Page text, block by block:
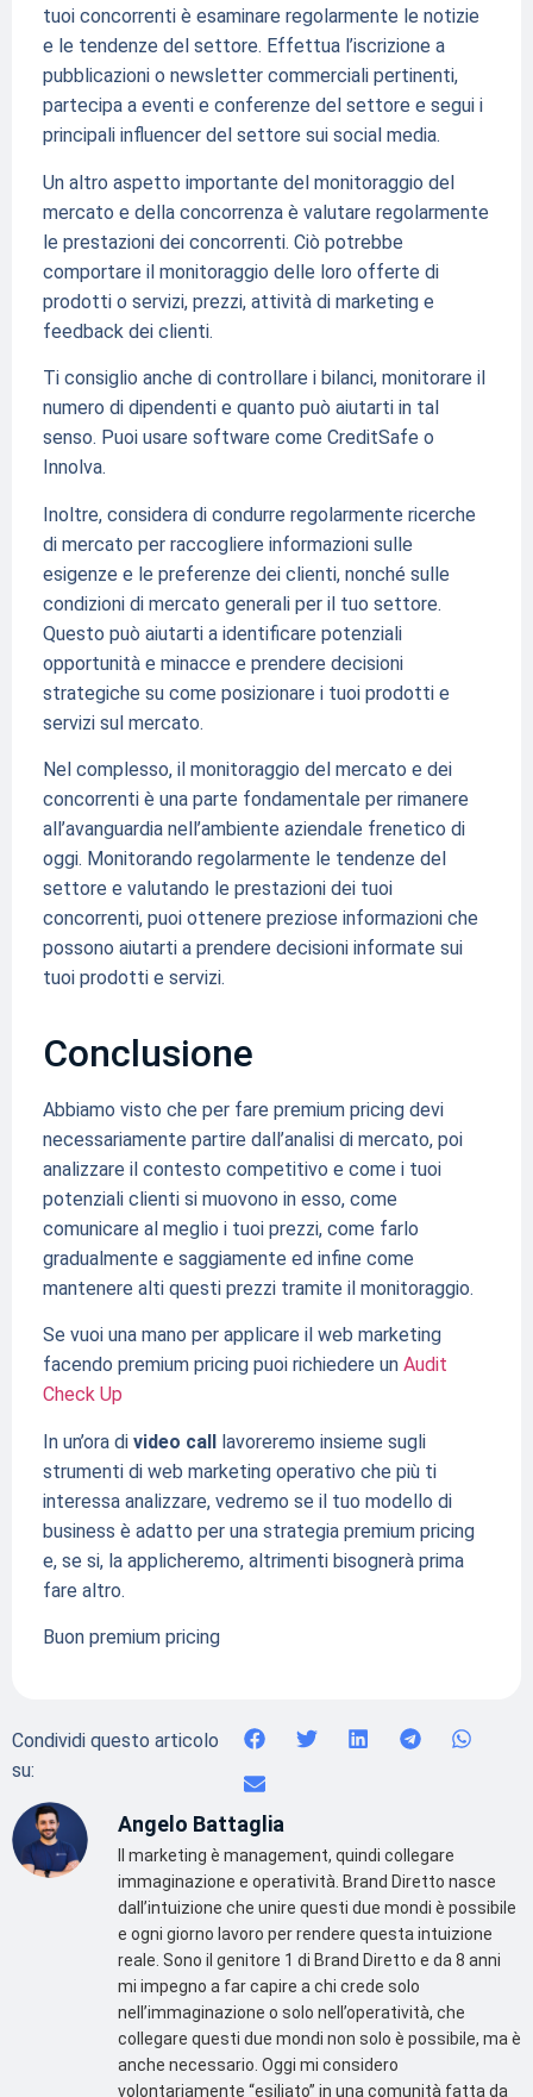
tuoi concorrenti è esaminare regolarmente le notizie
e le tendenze del settore. Effettua l’iscrizione a
pubblicazioni o newsletter commerciali pertinenti,
partecipa a eventi e conferenze del settore e segui i
principali influencer del settore sui social media.
Un altro aspetto importante del monitoraggio del
mercato e della concorrenza è valutare regolarmente
le prestazioni dei concorrenti. Ciò potrebbe
comportare il monitoraggio delle loro offerte di
prodotti o servizi, prezzi, attività di marketing e
feedback dei clienti.
Ti consiglio anche di controllare i bilanci, monitorare il
numero di dipendenti e quanto può aiutarti in tal
senso. Puoi usare software come CreditSafe o
Innolva.
Inoltre, considera di condurre regolarmente ricerche
di mercato per raccogliere informazioni sulle
esigenze e le preferenze dei clienti, nonché sulle
condizioni di mercato generali per il tuo settore.
Questo può aiutarti a identificare potenziali
opportunità e minacce e prendere decisioni
strategiche su come posizionare i tuoi prodotti e
servizi sul mercato.
Nel complesso, il monitoraggio del mercato e dei
concorrenti è una parte fondamentale per rimanere
all’avanguardia nell’ambiente aziendale frenetico di
oggi. Monitorando regolarmente le tendenze del
settore e valutando le prestazioni dei tuoi
concorrenti, puoi ottenere preziose informazioni che
possono aiutarti a prendere decisioni informate sui
tuoi prodotti e servizi.
Conclusione
Abbiamo visto che per fare premium pricing devi
necessariamente partire dall’analisi di mercato, poi
analizzare il contesto competitivo e come i tuoi
potenziali clienti si muovono in esso, come
comunicare al meglio i tuoi prezzi, come farlo
gradualmente e saggiamente ed infine come
mantenere alti questi prezzi tramite il monitoraggio.
Se vuoi una mano per applicare il web marketing
facendo premium pricing puoi richiedere un Audit
Check Up
In un’ora di video calllavoreremo insieme sugli
strumenti di web marketing operativo che più ti
interessa analizzare, vedremo se il tuo modello di
business è adatto per una strategia premium pricing
e, se si, la applicheremo, altrimenti bisognerà prima
fare altro.
Buon premium pricing
Condividi questo articolo
su:
Angelo Battaglia
Il marketing è management, quindi collegare
immaginazione e operatività. Brand Diretto nasce
dall’intuizione che unire questi due mondi è possibile
e ogni giorno lavoro per rendere questa intuizione
reale. Sono il genitore 1 di Brand Diretto e da 8 anni
mi impegno a far capire a chi crede solo
nell’immaginazione o solo nell’operatività, che
collegare questi due mondi non solo è possibile, ma è
anche necessario. Oggi mi considero
volontariamente “esiliato” in una comunità fatta da